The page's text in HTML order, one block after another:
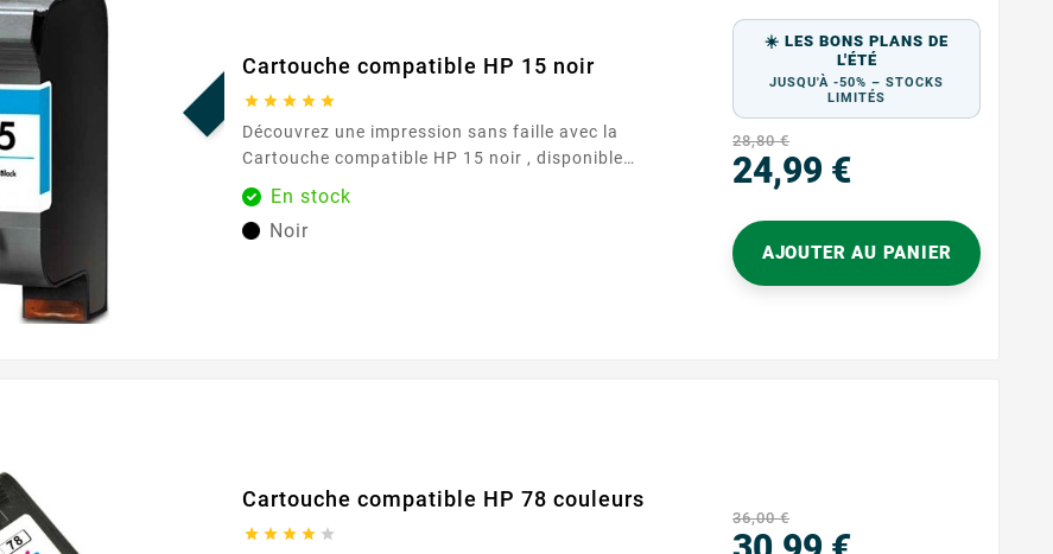
PROMO !
Cartouche compatible HP 15 noir
    
Découvrez une impression sans faille avec la
Cartouche compatible HP 15 noir , disponible
exclusivement chez Easycartouche. Cette
cartouche d'encre de haute qualité est conçue pour
répondre à vos besoins d'impression quotidiens,
En stock
Noir
☀️ LES BONS PLANS DE
L'ÉTÉ
JUSQU'À -50% – STOCKS
LIMITÉS
28,80 €
24,99 €
AJOUTER AU PANIER
Cartouche compatible HP 78 couleurs
    
36,00 €